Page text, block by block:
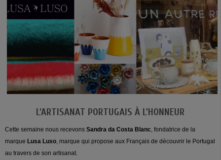
L'ARTISANAT PORTUGAIS À L'HONNEUR
Cette semaine nous recevons Sandra da Costa Blanc , fondatrice de la
marque Lusa Luso , marque qui propose aux Français de découvrir le Portugal
au travers de son artisanat.